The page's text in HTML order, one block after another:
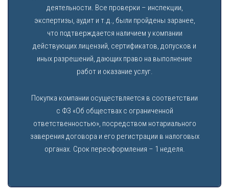
деятельности. Все проверки – инспекции,
экспертизы, аудит и т.д., были пройдены заранее,
что подтверждается наличием у компании
действующих лицензий, сертификатов, допусков и
иных разрешений, дающих право на выполнение
работ и оказание услуг.
Покупка компании осуществляется в соответствии
с ФЗ «Об обществах с ограниченной
ответственностью», посредством нотариального
заверения договора и его регистрации в налоговых
органах. Срок переоформления – 1 неделя.